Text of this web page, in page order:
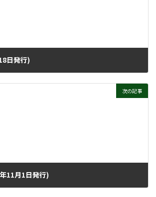
日発行)
次の記事
11月1日発行)